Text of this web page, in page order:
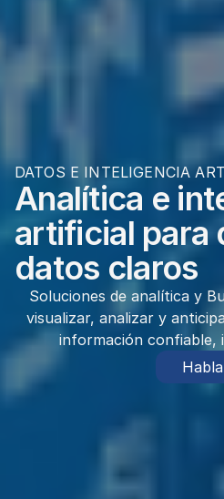
DATOS E INTELIGENCIA
Analítica e
artificial para
datos claros
Soluciones de analítica y
visualizar, analizar y
información confiable,